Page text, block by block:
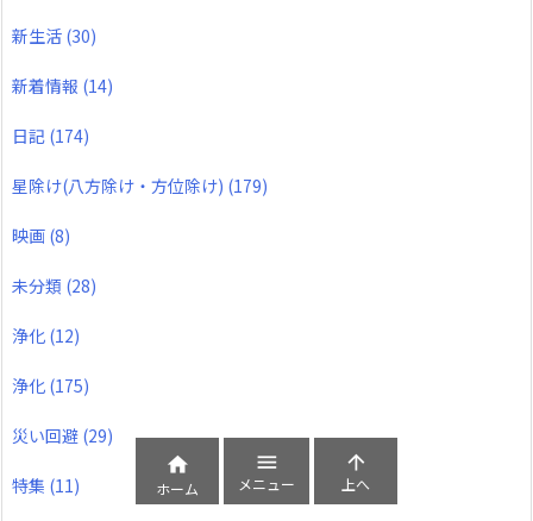
新生活 (30)
新着情報 (14)
日記 (174)
星除け(八方除け・方位除け) (179)
映画 (8)
未分類 (28)
浄化 (12)
浄化 (175)
災い回避 (29)
特集 (11)

ホーム

メニュー

上へ